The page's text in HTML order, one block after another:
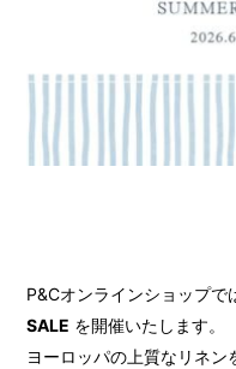
P&Cオンラインショップ
SALE を開催いたします。
ヨーロッパの上質なリネン